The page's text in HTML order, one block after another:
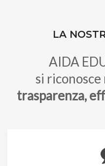
LA
AIDA
si
trasparenza,